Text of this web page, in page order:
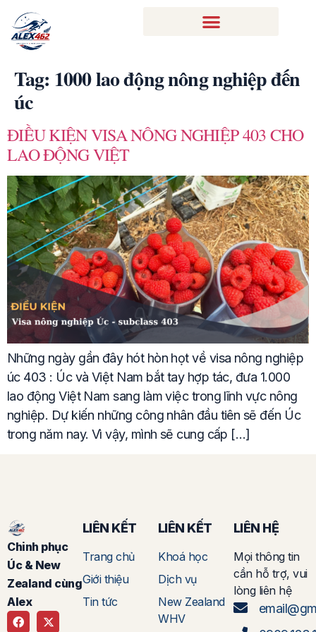
Tag: 1000 lao động nông nghiệp đến
úc
ĐIỀU KIỆN VISA NÔNG NGHIỆP 403 CHO
LAO ĐỘNG VIỆT
Những ngày gần đây hót hòn họt về visa nông nghiệp
úc 403 : Úc và Việt Nam bắt tay hợp tác, đưa 1.000
lao động Việt Nam sang làm việc trong lĩnh vực nông
nghiệp. Dự kiến những công nhân đầu tiên sẽ đến Úc
trong năm nay. Vì vậy, mình sẽ cung cấp […]
Chinh phục
Úc & New
Zealand cùng
Alex
LIÊN KẾT
Trang chủ
Giới thiệu
Tin tức
LIÊN KẾT
Khoá học
Dịch vụ
New Zealand
WHV
LIÊN HỆ
Mọi thông tin
cần hỗ trợ, vui
lòng liên hệ